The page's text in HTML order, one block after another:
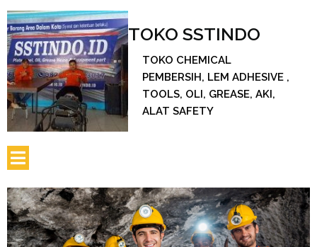
TOKO SSTINDO
TOKO CHEMICAL
PEMBERSIH, LEM ADHESIVE ,
TOOLS, OLI, GREASE, AKI,
ALAT SAFETY